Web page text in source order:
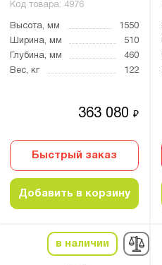
Код товара: 4976
Высота, мм
1550
Ширина, мм
510
Глубина, мм
460
Вес, кг
122
363 080 ₽
Быстрый заказ
Добавить в корзину
в наличии